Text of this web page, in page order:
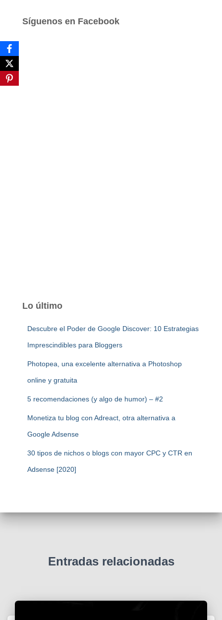
a
Síguenos en Facebook
Lo último
Descubre el Poder de Google Discover: 10 Estrategias
Imprescindibles para Bloggers
Photopea, una excelente alternativa a Photoshop
online y gratuita
5 recomendaciones (y algo de humor) – #2
Monetiza tu blog con Adreact, otra alternativa a
Google Adsense
30 tipos de nichos o blogs con mayor CPC y CTR en
Adsense [2020]
Entradas relacionadas